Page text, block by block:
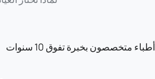
أطباء متخصصون بخبرة تفوق 10 سنوات